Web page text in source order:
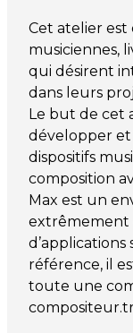
Cet atelier est
musiciennes,
qui désirent
dans leurs
Le but de cet
développer et
dispositifs
composition
Max est un
extrêmement
d’applications
référence, il
toute une